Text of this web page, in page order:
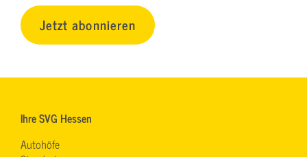
Jetzt abonnieren
Ihre SVG Hessen
Autohöfe